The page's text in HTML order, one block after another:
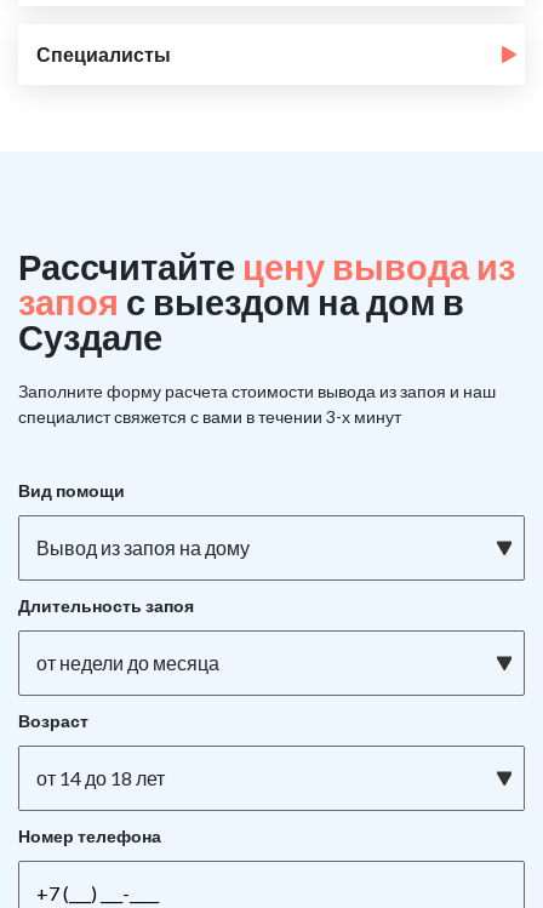
Специалисты
Рассчитайте цену вывода из
запоя с выездом на дом в
Суздале
Заполните форму расчета стоимости вывода из запоя и наш
специалист свяжется с вами в течении 3-х минут
Вид помощи
Вывод из запоя на дому
Длительность запоя
от недели до месяца
Возраст
от 14 до 18 лет
Номер телефона